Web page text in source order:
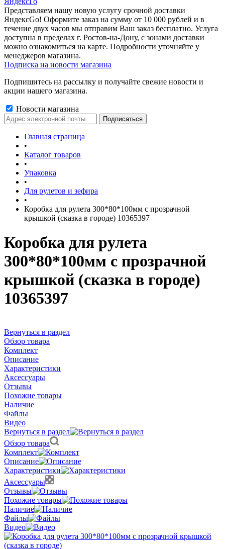
Представляем нашу новую услугу срочной доставки
ЯндексGo! Оформите заказ на сумму от 10 000 рублей и в
течение двух часов мы отправим Ваш заказ бесплатно. Услуга
доступна в пределах г. Ростов-на-Дону, с зонами доставки
можно ознакомиться на карте. Подробности уточняйте у
менеджеров магазина.
Подписка на новости магазина
Подпишитесь на рассылку и получайте свежие новости и
акции нашего магазина.
Новости магазина
Главная страница
•
Каталог товаров
•
Упаковка
•
Для рулетов и зефира
•
Коробка для рулета 300*80*100мм с прозрачной
крышкой (сказка в городе) 10365397
Коробка для рулета
300*80*100мм с прозрачной
крышкой (сказка в городе)
10365397
Вернуться в раздел
Обзор товара
Комплект
Описание
Характеристики
Аксессуары
Отзывы
Похожие товары
Наличие
Файлы
Видео
Вернуться в раздел
Обзор товара
Комплект
Описание
Характеристики
Аксессуары
Отзывы
Похожие товары
Наличие
Файлы
Видео